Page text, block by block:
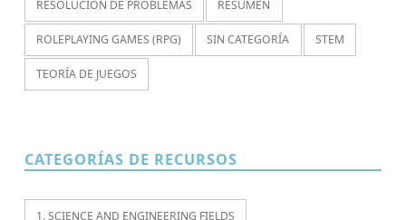
RESOLUCIÓN DE PROBLEMAS RESUMEN
ROLEPLAYING GAMES (RPG) SIN CATEGORÍA STEM
TEORÍA DE JUEGOS
CATEGORÍAS DE RECURSOS
1. SCIENCE AND ENGINEERING FIELDS